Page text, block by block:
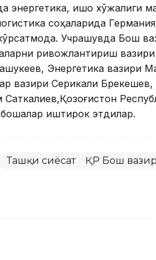
энергетика, қишоқ хўжалиги
соҳаларида
Учрашувда Бош
ривожлантириш вазири
Энергетика вазири
вазири Серикқали
иштирок этдилар.
Ташқи сиёсат ҚР Бош